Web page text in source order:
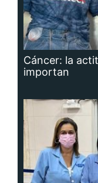
Cáncer: la
importan